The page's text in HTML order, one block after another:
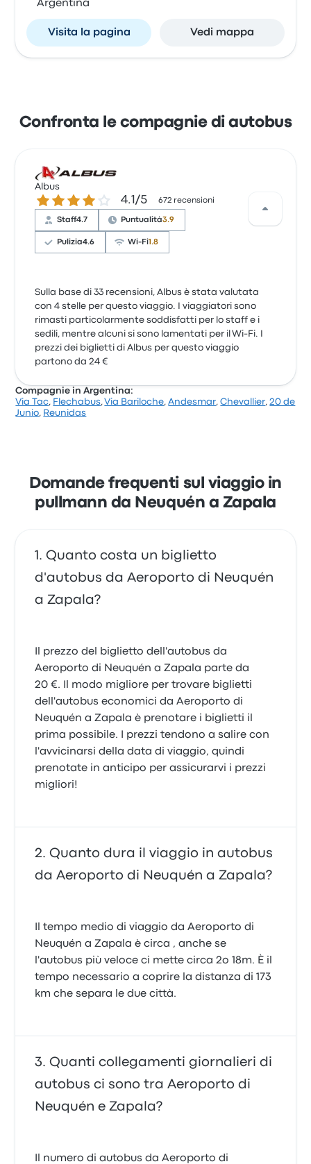
Argentina
Visita la pagina Vedi mappa
Confronta le compagnie di autobus
Albus
4.1 su 5 stelle 4.1/5 672 recensioni
Staff4.7 Puntualità3.9
Pulizia4.6 Wi-Fi1.8
Sulla base di 33 recensioni, Albus è stata valutata
con 4 stelle per questo viaggio. I viaggiatori sono
rimasti particolarmente soddisfatti per lo staff e i
sedili, mentre alcuni si sono lamentati per il Wi-Fi. I
prezzi dei biglietti di Albus per questo viaggio
partono da 24 €
Compagnie in Argentina:
Via Tac, Flechabus,Via Bariloche,Andesmar,Chevallier,20 de
Junio, Reunidas
Domande frequenti sul viaggio in
pullmann da Neuquén a Zapala
Quanto costa un biglietto
d'autobus da Aeroporto di Neuquén
a Zapala?
Il prezzo del biglietto dell'autobus da
Aeroporto di Neuquén a Zapala parte da
20 €. Il modo migliore per trovare biglietti
dell'autobus economici da Aeroporto di
Neuquén a Zapala è prenotare i biglietti il
prima possibile. I prezzi tendono a salire con
l'avvicinarsi della data di viaggio, quindi
prenotate in anticipo per assicurarvi i prezzi
migliori!
Quanto dura il viaggio in autobus
da Aeroporto di Neuquén a Zapala?
Il tempo medio di viaggio da Aeroporto di
Neuquén a Zapala è circa , anche se
l'autobus più veloce ci mette circa 2o 18m. È il
tempo necessario a coprire la distanza di 173
km che separa le due città.
Quanti collegamenti giornalieri di
autobus ci sono tra Aeroporto di
Neuquén e Zapala?
Il numero di autobus da Aeroporto di